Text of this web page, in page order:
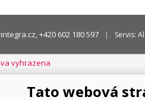
, +420 602 180 597 Servis:
vyhrazena
Tato webová